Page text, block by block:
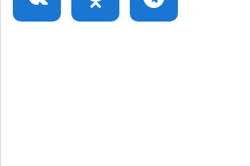
12:53
Астраханские археологи откопали
древнюю помойку